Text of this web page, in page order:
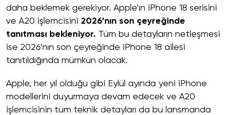
daha beklemek gerekiyor. Apple’ın iPhone 18 serisini
ve A20 işlemcisini 2026’nın son çeyreğinde
tanıtması bekleniyor. Tüm bu detayların netleşmesi
ise 2026’nın son çeyreğinde iPhone 18 ailesi
tanıtıldığında mümkün olacak.
Apple, her yıl olduğu gibi Eylül ayında yeni iPhone
modellerini duyurmaya devam edecek ve A20
işlemcisinin tüm teknik detayları da bu lansmanda